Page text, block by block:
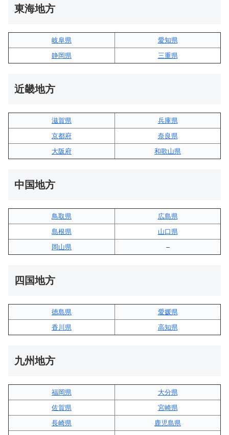
東海地方
岐阜県
愛知県
静岡県
三重県
近畿地方
滋賀県
兵庫県
京都府
奈良県
大阪府
和歌山県
中国地方
鳥取県
広島県
島根県
山口県
岡山県
–
四国地方
徳島県
愛媛県
香川県
高知県
九州地方
福岡県
大分県
佐賀県
宮崎県
長崎県
鹿児島県